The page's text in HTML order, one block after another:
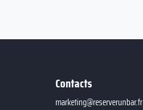
Contacts
marketing@reserverunbar.fr